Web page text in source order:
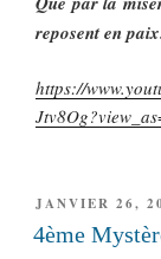
reposent en
https://
PUBLIÉ
LE
JANVIER 26,
4ème